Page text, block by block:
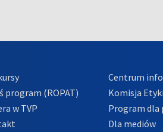
program (ROPAT)
w TVP
Centrum
Komisja Etyki
Program dla
Dla mediów